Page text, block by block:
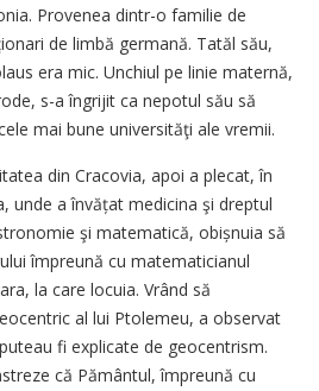
Provenea dintr-o familie de
de limbă germană. Tatăl său,
era mic. Unchiul pe linie maternă,
s-a îngrijit ca nepotul său să
mai bune universităţi ale vremii.
din Cracovia, apoi a plecat, în
unde a învățat medicina şi dreptul
şi matematică, obișnuia să
împreună cu matematicianul
la care locuia. Vrând să
al lui Ptolemeu, a observat
fi explicate de geocentrism.
că Pământul, împreună cu